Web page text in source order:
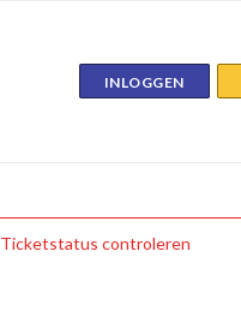
INLOGGEN
Ticketstatus controleren